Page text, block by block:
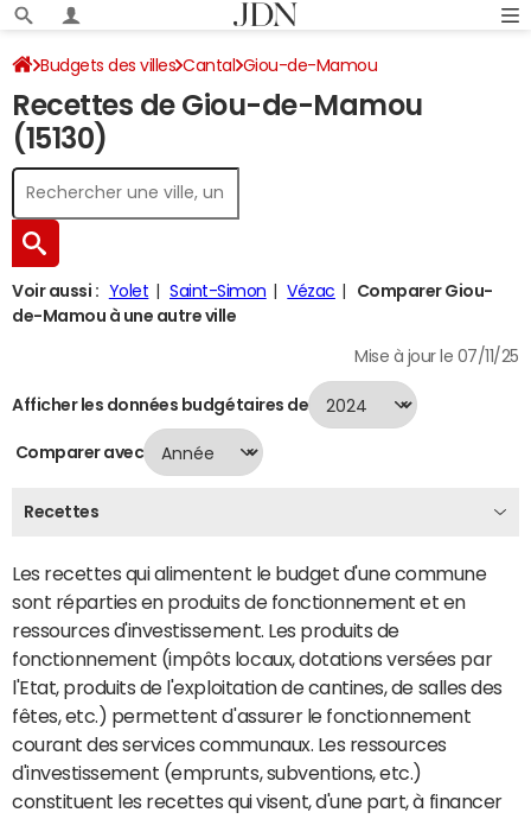
Budgets des villes Cantal Giou-de-Mamou
Recettes 2024
Recettes de Giou-de-Mamou
(15130)
Voir aussi : Yolet Saint-Simon Vézac
Comparer Giou-
de-Mamou à une autre ville
Mise à jour le 07/11/25
Afficher les données budgétaires de
Comparer avec
Recettes
Les recettes qui alimentent le budget d'une commune
sont réparties en produits de fonctionnement et en
ressources d'investissement. Les produits de
fonctionnement (impôts locaux, dotations versées par
l'Etat, produits de l'exploitation de cantines, de salles des
fêtes, etc.) permettent d'assurer le fonctionnement
courant des services communaux. Les ressources
d'investissement (emprunts, subventions, etc.)
constituent les recettes qui visent, d'une part, à financer